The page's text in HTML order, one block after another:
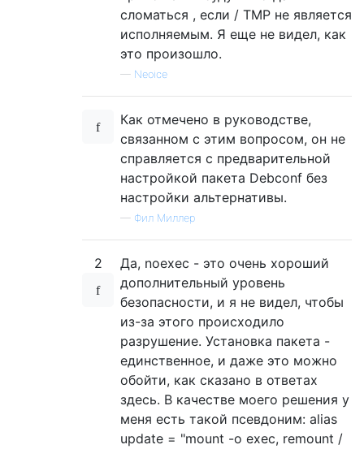
сломаться , если / TMP не является
исполняемым. Я еще не видел, как
это произошло.
— Neoice
Как отмечено в руководстве,
связанном с этим вопросом, он не
справляется с предварительной
настройкой пакета Debconf без
настройки альтернативы.
— Фил Миллер
2
Да, noexec - это очень хороший
дополнительный уровень
безопасности, и я не видел, чтобы
из-за этого происходило
разрушение. Установка пакета -
единственное, и даже это можно
обойти, как сказано в ответах
здесь. В качестве моего решения у
меня есть такой псевдоним: alias
update = "mount -o exec, remount /